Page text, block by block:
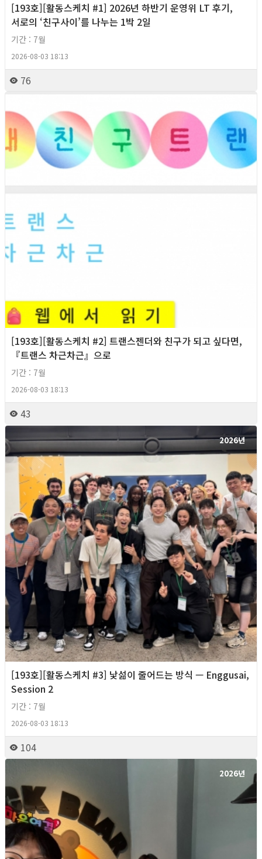
[193호][활동스케치 #1] 2026년 하반기 운영위 LT 후기,
서로의 ‘친구사이’를 나누는 1박 2일
기간 : 7월
2026-08-03 18:13
76
[193호][활동스케치 #2] 트랜스젠더와 친구가 되고 싶다면,
『트랜스 차근차근』으로
기간 : 7월
2026-08-03 18:13
43
2026년
[193호][활동스케치 #3] 낯섦이 줄어드는 방식 — Enggusai,
Session 2
기간 : 7월
2026-08-03 18:13
104
2026년